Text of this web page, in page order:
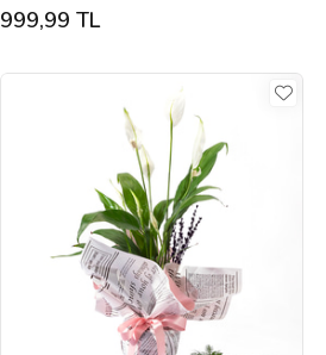
999,99 TL